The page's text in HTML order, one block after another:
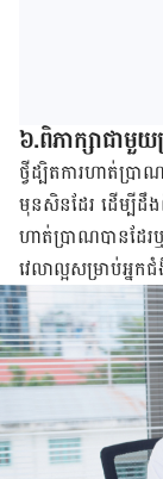
៦.ពិភាក្សាជាមួយ
ថ្វីដ្បិតការហាត់ប្រា
មុនសិនដែរ ដើម្បីដឹ
ហាត់ប្រាណបានដែ
វេលាល្អសម្រាប់អ្ន